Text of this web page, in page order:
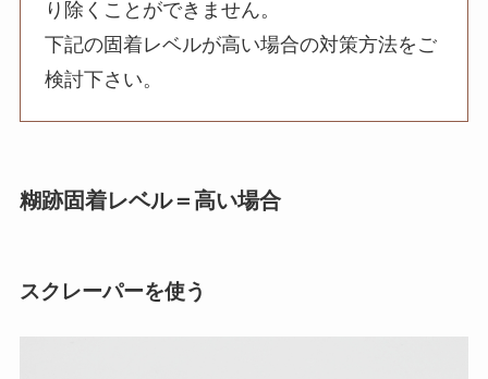
り除くことができません。
下記の固着レベルが高い場合の対策方法をご
検討下さい。
糊跡固着レベル＝高い場合
スクレーパーを使う